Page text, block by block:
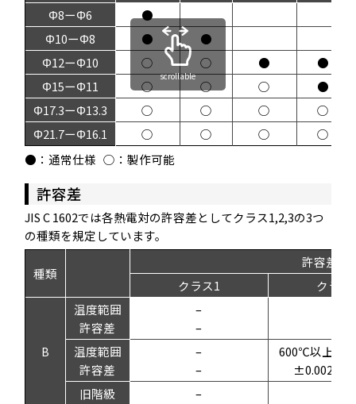
Φ8ーΦ6
●
Φ10ーΦ8
●
●
Φ12ーΦ10
○ ○ ●
●
Φ15ーΦ11
○ ○ ○
●
Φ17.3ーΦ13.3
○ ○ ○
○
Φ21.7ーΦ16.1
○ ○ ○ ○
scrollable
● ：通常仕様 ○：製作可能
許容差
JIS C 1602では各熱電対の許容差としてクラス1,2,3の3つ
の種類を規定しています。
種類
許容差の
クラス1
クラス
B
温度範囲
許容差
–
–
温度範囲
許容差
–
–
600℃以上
±0.0025・
旧階級
–